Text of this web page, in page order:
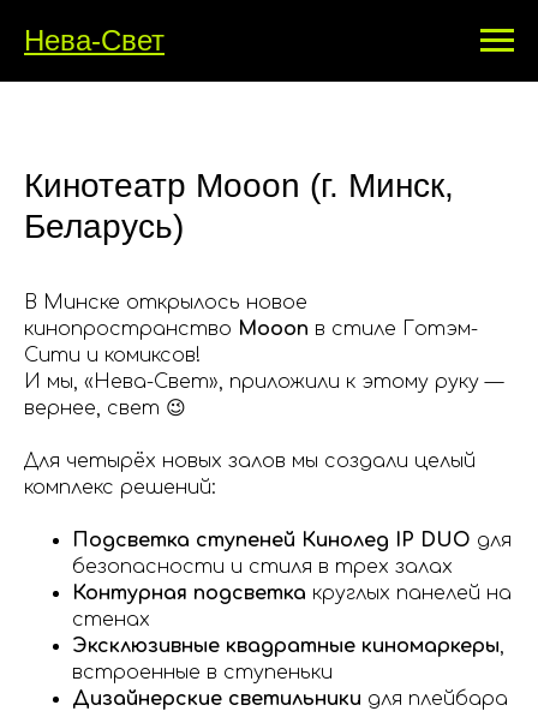
Нева-Свет
Кинотеатр Mooon (г. Минск,
Беларусь)
В Минске открылось новое
кинопространство Mooon в стиле Готэм-
Сити и комиксов!
И мы, «Нева-Свет», приложили к этому руку —
вернее, свет 😉
Для четырёх новых залов мы создали целый
комплекс решений:
Подсветка ступеней Кинолед IP DUO для
безопасности и стиля в трех залах
Контурная подсветка круглых панелей на
стенах
Эксклюзивные квадратные киномаркеры,
встроенные в ступеньки
Дизайнерские светильники для плейбара